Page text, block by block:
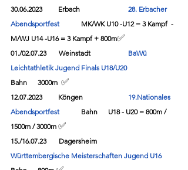
30.06.2023         Erbach
28. Erbacher
Abendsportfest
M/WJ U14 -U16 = 3 Kampf + 800m✅
BaWü
Leichtathletik Jugend Finals U18/U20
Bahn      3000m ✅
19.Nationales
Abendsportfest
1500m / 3000m ✅
Württembergische Meisterschaften Jugend U16